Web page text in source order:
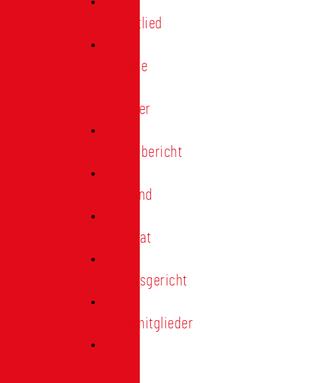
Heimatlied
Freunde
Förderer
Jahresbericht
Vorstand
Ehrenrat
Schiedsgericht
Ehrenmitglieder